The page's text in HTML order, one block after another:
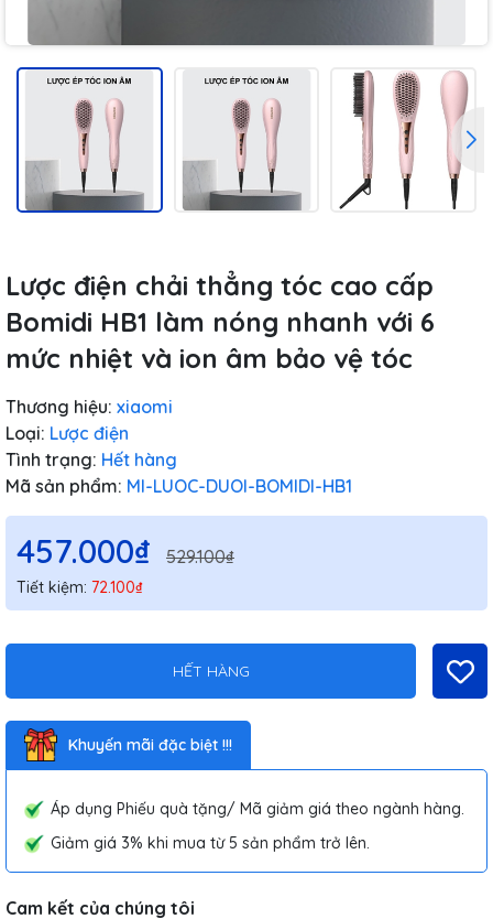
Lược điện chải thẳng tóc cao cấp
Bomidi HB1 làm nóng nhanh với 6
mức nhiệt và ion âm bảo vệ tóc
Thương hiệu: xiaomi
Loại: Lược điện
Tình trạng: Hết hàng
Mã sản phẩm: MI-LUOC-DUOI-BOMIDI-HB1
457.000₫ 529.100₫
Tiết kiệm: 72.100₫
HẾT HÀNG
Khuyến mãi đặc biệt !!!
Áp dụng Phiếu quà tặng/ Mã giảm giá theo ngành hàng.
Giảm giá 3% khi mua từ 5 sản phẩm trở lên.
Cam kết của chúng tôi